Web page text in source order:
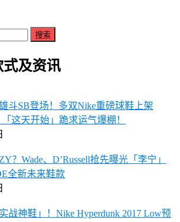
搜索
及资讯
斗SB登场！多双Nike重磅球鞋上架
这天开始」跪求运气爆棚！
？Wade、D’Russell抢先曝光「李宁」
全新未来鞋款
战神鞋」！Nike Hyperdunk 2017 Low预